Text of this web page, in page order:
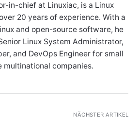
in-chief at Linuxiac, is a Linux
20 years of experience. With a
and open-source software, he
Linux System Administrator,
and DevOps Engineer for small
multinational companies.
NÄCHSTER ARTIKEL